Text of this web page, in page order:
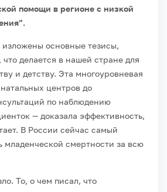
помощи в регионе с низкой
основные тезисы,
делается в нашей стране для
и детству. Эта многоуровневая
центров до
по наблюдению
— доказала эффективность,
В России сейчас самый
младенческой смертности за всю
То, о чем писал, что